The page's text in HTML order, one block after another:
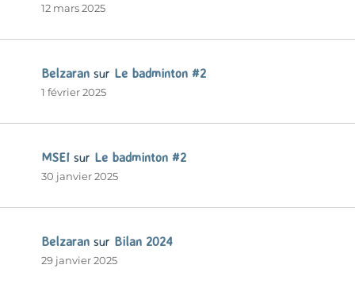
12 mars 2025
Belzaran sur Le badminton #2
1 février 2025
MSEI sur Le badminton #2
30 janvier 2025
Belzaran sur Bilan 2024
29 janvier 2025